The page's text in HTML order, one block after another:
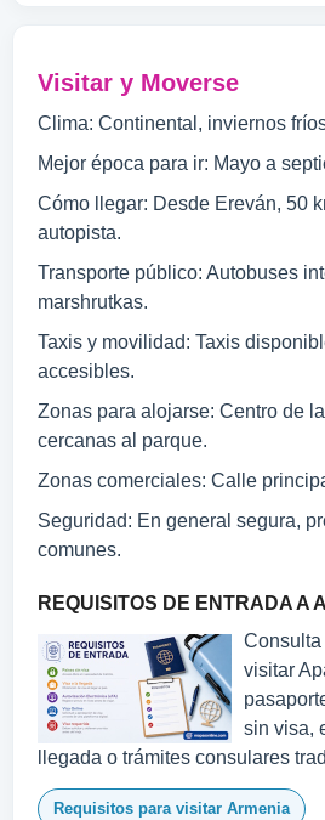
Visitar y Moverse
Clima: Continental, inviernos
Mejor época para ir: Mayo a
Cómo llegar: Desde Ereván, 50
autopista.
Transporte público: Autobuses
marshrutkas.
Taxis y movilidad: Taxis
accesibles.
Zonas para alojarse: Centro de
cercanas al parque.
Zonas comerciales: Calle
Seguridad: En general segura,
comunes.
REQUISITOS DE ENTRADA A
Consulta
visitar
sin visa,
llegada o trámites consulares
Requisitos para visitar Armenia